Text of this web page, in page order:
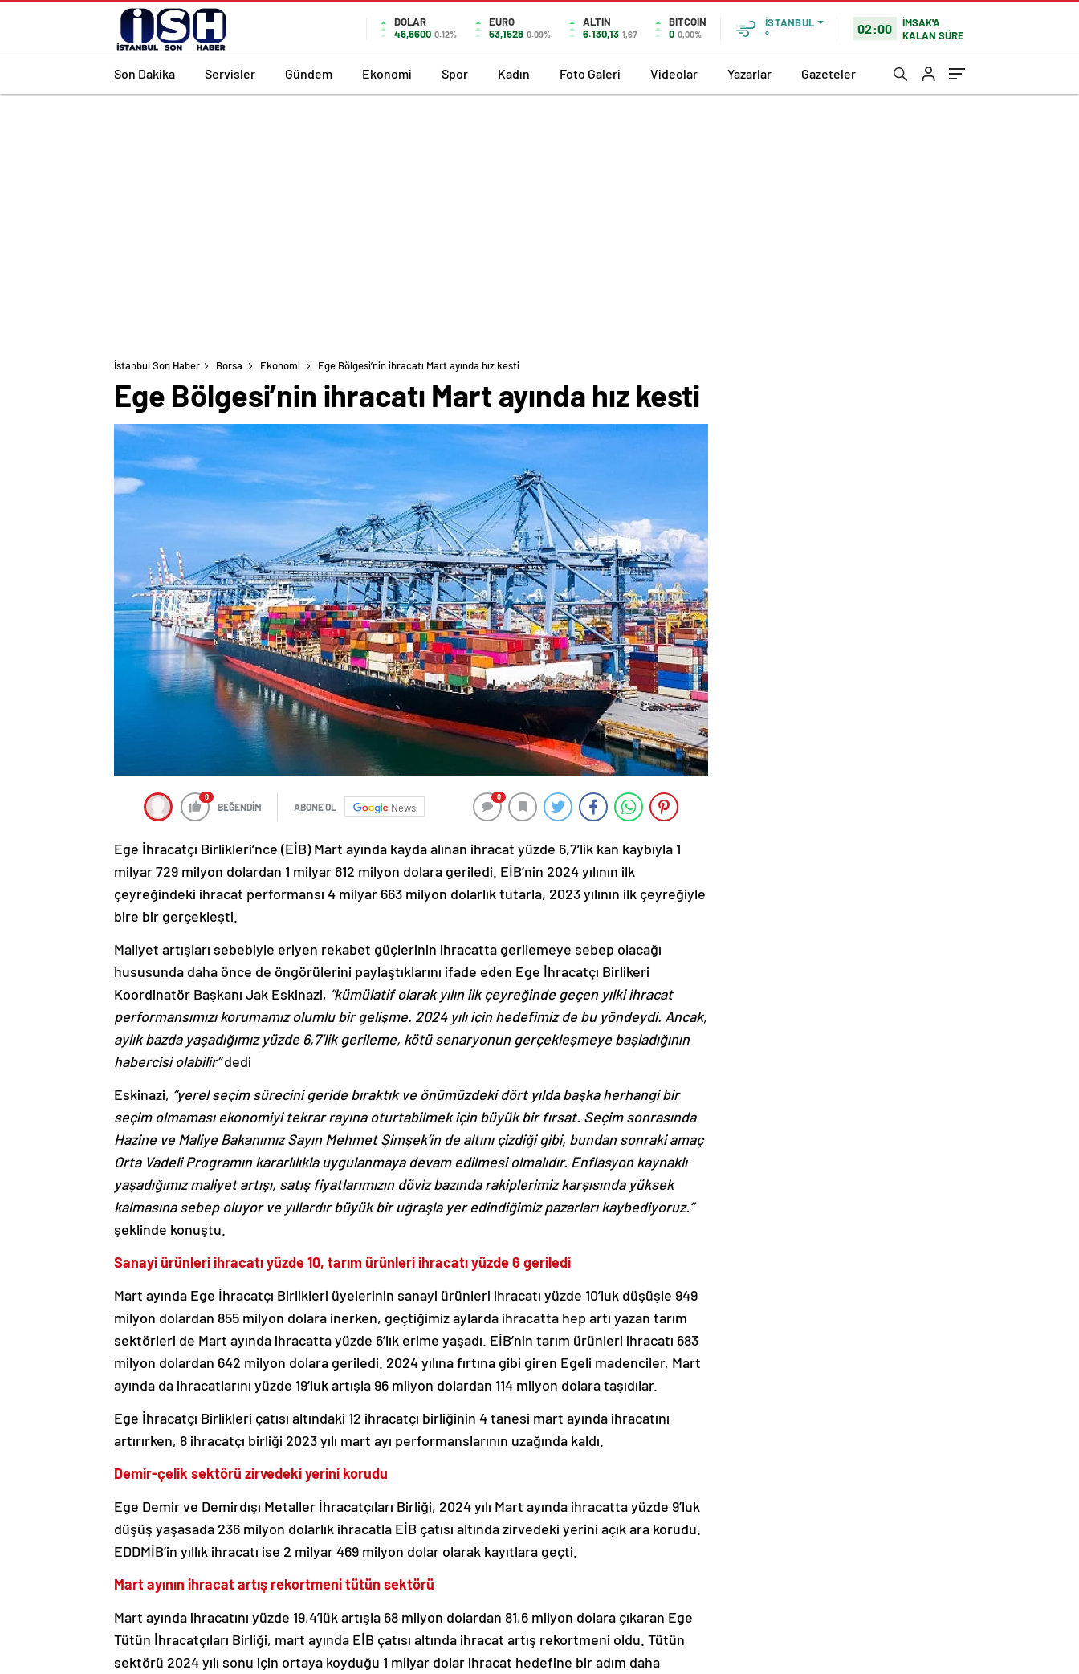
DOLAR
46,6600 0.12%
EURO
53,1528 0.09%
ALTIN
6.130,13 1,67
BITCOIN
0 0,00%
İSTANBUL
°
02:00
İMSAK'A
KALAN SÜRE
Son Dakika Servisler Gündem Ekonomi Spor Kadın Foto Galeri Videolar Yazarlar Gazeteler
İstanbul Son Haber Borsa Ekonomi Ege Bölgesi’nin ihracatı Mart ayında hız kesti
Ege Bölgesi’nin ihracatı Mart ayında hız kesti
0
BEĞENDİM ABONE OL News
0
Ege İhracatçı Birlikleri’nce (EİB) Mart ayında kayda alınan ihracat yüzde 6,7’lik kan kaybıyla 1
milyar 729 milyon dolardan 1 milyar 612 milyon dolara geriledi. EİB’nin 2024 yılının ilk
çeyreğindeki ihracat performansı 4 milyar 663 milyon dolarlık tutarla, 2023 yılının ilk çeyreğiyle
bire bir gerçekleşti.
Maliyet artışları sebebiyle eriyen rekabet güçlerinin ihracatta gerilemeye sebep olacağı
hususunda daha önce de öngörülerini paylaştıklarını ifade eden Ege İhracatçı Birlikeri
Koordinatör Başkanı Jak Eskinazi, “kümülatif olarak yılın ilk çeyreğinde geçen yılki ihracat
performansımızı korumamız olumlu bir gelişme. 2024 yılı için hedefimiz de bu yöndeydi. Ancak,
aylık bazda yaşadığımız yüzde 6,7’lik gerileme, kötü senaryonun gerçekleşmeye başladığının
habercisi olabilir”dedi
Eskinazi, “yerel seçim sürecini geride bıraktık ve önümüzdeki dört yılda başka herhangi bir
seçim olmaması ekonomiyi tekrar rayına oturtabilmek için büyük bir fırsat. Seçim sonrasında
Hazine ve Maliye Bakanımız Sayın Mehmet Şimşek’in de altını çizdiği gibi, bundan sonraki amaç
Orta Vadeli Programın kararlılıkla uygulanmaya devam edilmesi olmalıdır. Enflasyon kaynaklı
yaşadığımız maliyet artışı, satış fiyatlarımızın döviz bazında rakiplerimiz karşısında yüksek
kalmasına sebep oluyor ve yıllardır büyük bir uğraşla yer edindiğimiz pazarları kaybediyoruz.”
şeklinde konuştu.
Sanayi ürünleri ihracatı yüzde 10, tarım ürünleri ihracatı yüzde 6 geriledi
Mart ayında Ege İhracatçı Birlikleri üyelerinin sanayi ürünleri ihracatı yüzde 10’luk düşüşle 949
milyon dolardan 855 milyon dolara inerken, geçtiğimiz aylarda ihracatta hep artı yazan tarım
sektörleri de Mart ayında ihracatta yüzde 6’lık erime yaşadı. EİB’nin tarım ürünleri ihracatı 683
milyon dolardan 642 milyon dolara geriledi. 2024 yılına fırtına gibi giren Egeli madenciler, Mart
ayında da ihracatlarını yüzde 19’luk artışla 96 milyon dolardan 114 milyon dolara taşıdılar.
Ege İhracatçı Birlikleri çatısı altındaki 12 ihracatçı birliğinin 4 tanesi mart ayında ihracatını
artırırken, 8 ihracatçı birliği 2023 yılı mart ayı performanslarının uzağında kaldı.
Demir-çelik sektörü zirvedeki yerini korudu
Ege Demir ve Demirdışı Metaller İhracatçıları Birliği, 2024 yılı Mart ayında ihracatta yüzde 9’luk
düşüş yaşasada 236 milyon dolarlık ihracatla EİB çatısı altında zirvedeki yerini açık ara korudu.
EDDMİB’in yıllık ihracatı ise 2 milyar 469 milyon dolar olarak kayıtlara geçti.
Mart ayının ihracat artış rekortmeni tütün sektörü
Mart ayında ihracatını yüzde 19,4’lük artışla 68 milyon dolardan 81,6 milyon dolara çıkaran Ege
Tütün İhracatçıları Birliği, mart ayında EİB çatısı altında ihracat artış rekortmeni oldu. Tütün
sektörü 2024 yılı sonu için ortaya koyduğu 1 milyar dolar ihracat hedefine bir adım daha